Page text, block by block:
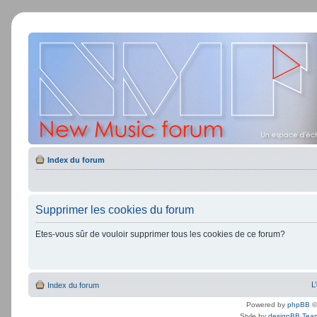
Index du forum
Supprimer les cookies du forum
Etes-vous sûr de vouloir supprimer tous les cookies de ce forum?
Index du forum
Powered by phpBB